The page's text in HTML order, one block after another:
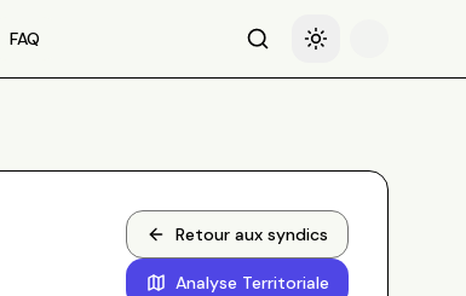
FAQ RechercheBasculer le thème
Retour aux syndics
Analyse Territoriale